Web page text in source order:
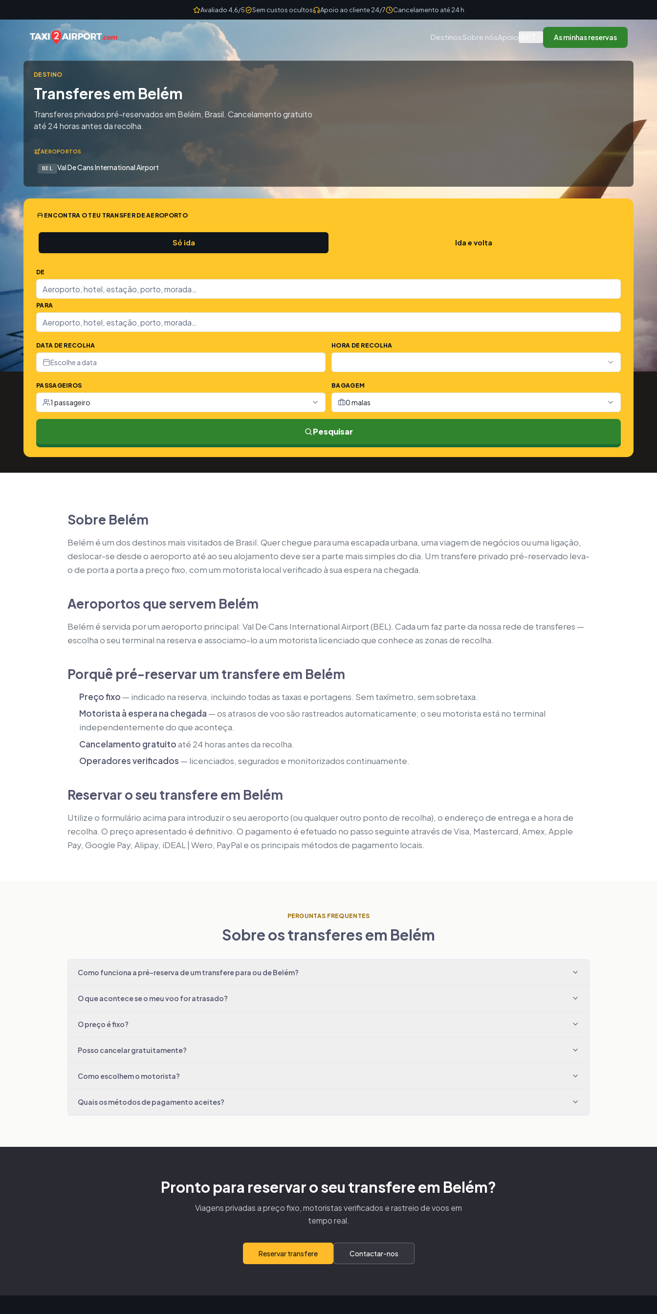
Avaliado 4,6/5 Sem custos ocultos Apoio ao cliente 24/7 Cancelamento até 24 h
DestinosSobre nósApoio As minhas reservas
DESTINO
Transferes em Belém
Transferes privados pré-reservados em Belém, Brasil. Cancelamento gratuito
até 24 horas antes da recolha.
AEROPORTOS
BEL Val De Cans International Airport
ENCONTRA O TEU TRANSFER DE AEROPORTO
Só ida Ida e volta
DE
PARA
DATA DE RECOLHA
Escolhe a data
HORA DE RECOLHA
PASSAGEIROS
1 passageiro
BAGAGEM
0 malas
Pesquisar
Sobre Belém
Belém é um dos destinos mais visitados de Brasil. Quer chegue para uma escapada urbana, uma viagem de negócios ou uma ligação,
deslocar-se desde o aeroporto até ao seu alojamento deve ser a parte mais simples do dia. Um transfere privado pré-reservado leva-
o de porta a porta a preço fixo, com um motorista local verificado à sua espera na chegada.
Aeroportos que servem Belém
Belém é servida por um aeroporto principal: Val De Cans International Airport (BEL). Cada um faz parte da nossa rede de transferes —
escolha o seu terminal na reserva e associamo-lo a um motorista licenciado que conhece as zonas de recolha.
Porquê pré-reservar um transfere em Belém
Preço fixo — indicado na reserva, incluindo todas as taxas e portagens. Sem taxímetro, sem sobretaxa.
Motorista à espera na chegada — os atrasos de voo são rastreados automaticamente; o seu motorista está no terminal
independentemente do que aconteça.
Cancelamento gratuitoaté 24 horas antes da recolha.
Operadores verificados — licenciados, segurados e monitorizados continuamente.
Reservar o seu transfere em Belém
Utilize o formulário acima para introduzir o seu aeroporto (ou qualquer outro ponto de recolha), o endereço de entrega e a hora de
recolha. O preço apresentado é definitivo. O pagamento é efetuado no passo seguinte através de Visa, Mastercard, Amex, Apple
Pay, Google Pay, Alipay, iDEAL | Wero, PayPal e os principais métodos de pagamento locais.
PERGUNTAS FREQUENTES
Sobre os transferes em Belém
Como funciona a pré-reserva de um transfere para ou de Belém?
O que acontece se o meu voo for atrasado?
O preço é fixo?
Posso cancelar gratuitamente?
Como escolhem o motorista?
Quais os métodos de pagamento aceites?
Pronto para reservar o seu transfere em Belém?
Viagens privadas a preço fixo, motoristas verificados e rastreio de voos em
tempo real.
Reservar transfere Contactar-nos